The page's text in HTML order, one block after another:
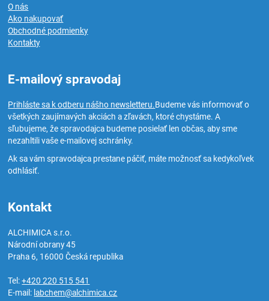
O nás
Ako nakupovať
Obchodné podmienky
Kontakty
E-mailový spravodaj
Prihláste sa k odberu nášho newsletteru.Budeme vás informovať o
všetkých zaujímavých akciách a zľavách, ktoré chystáme. A
sľubujeme, že spravodajca budeme posielať len občas, aby sme
nezahltili vaše e-mailovej schránky.
Ak sa vám spravodajca prestane páčiť, máte možnosť sa kedykoľvek
odhlásiť.
Kontakt
ALCHIMICA s.r.o.
Národní obrany 45
Praha 6, 16000Česká republika
Tel:+420 220 515 541
E-mail: labchem@alchimica.cz